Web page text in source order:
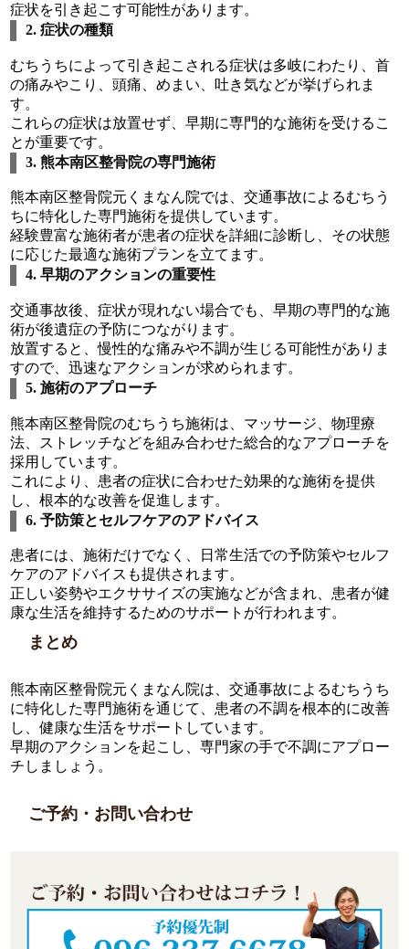
症状を引き起こす可能性があります。
2. 症状の種類
むちうちによって引き起こされる症状は多岐にわたり、首
の痛みやこり、頭痛、めまい、吐き気などが挙げられま
す。
これらの症状は放置せず、早期に専門的な施術を受けるこ
とが重要です。
3. 熊本南区整骨院の専門施術
熊本南区整骨院元くまなん院では、交通事故によるむちう
ちに特化した専門施術を提供しています。
経験豊富な施術者が患者の症状を詳細に診断し、その状態
に応じた最適な施術プランを立てます。
4. 早期のアクションの重要性
交通事故後、症状が現れない場合でも、早期の専門的な施
術が後遺症の予防につながります。
放置すると、慢性的な痛みや不調が生じる可能性がありま
すので、迅速なアクションが求められます。
5. 施術のアプローチ
熊本南区整骨院のむちうち施術は、マッサージ、物理療
法、ストレッチなどを組み合わせた総合的なアプローチを
採用しています。
これにより、患者の症状に合わせた効果的な施術を提供
し、根本的な改善を促進します。
6. 予防策とセルフケアのアドバイス
患者には、施術だけでなく、日常生活での予防策やセルフ
ケアのアドバイスも提供されます。
正しい姿勢やエクササイズの実施などが含まれ、患者が健
康な生活を維持するためのサポートが行われます。
まとめ
熊本南区整骨院元くまなん院は、交通事故によるむちうち
に特化した専門施術を通じて、患者の不調を根本的に改善
し、健康な生活をサポートしています。
早期のアクションを起こし、専門家の手で不調にアプロー
チしましょう。
ご予約・お問い合わせ